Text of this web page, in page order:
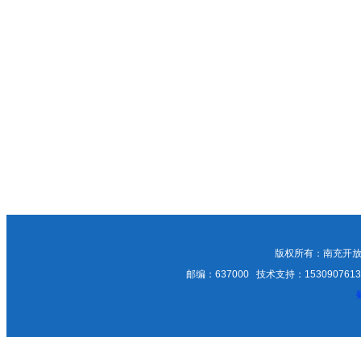
版权所有：南充开
邮编：637000 技术支持：